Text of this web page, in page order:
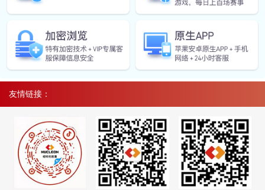
下一篇：没有了;
友情链接：